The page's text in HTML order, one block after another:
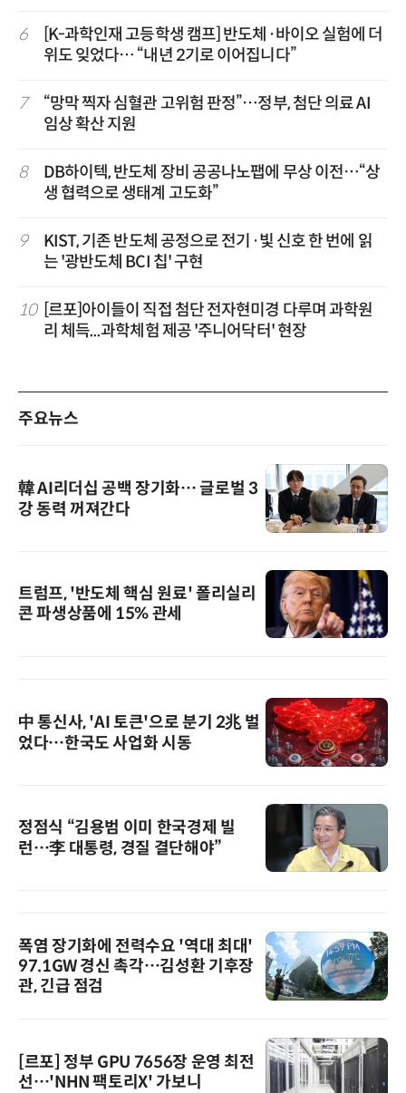
6
[K-과학인재 고등학생 캠프] 반도체·바이오 실험에 더
위도 잊었다… “내년 2기로 이어집니다”
7
“망막 찍자 심혈관 고위험 판정”…정부, 첨단 의료 AI
임상 확산 지원
8
DB하이텍, 반도체 장비 공공나노팹에 무상 이전…“상
생 협력으로 생태계 고도화”
9
KIST, 기존 반도체 공정으로 전기·빛 신호 한 번에 읽
는 '광반도체 BCI 칩' 구현
10
[르포]아이들이 직접 첨단 전자현미경 다루며 과학원
리 체득...과학체험 제공 '주니어닥터' 현장
주요뉴스
韓 AI리더십 공백 장기화… 글로벌 3
강 동력 꺼져간다
트럼프, '반도체 핵심 원료' 폴리실리
콘 파생상품에 15% 관세
中 통신사, 'AI 토큰'으로 분기 2兆 벌
었다…한국도 사업화 시동
정점식 “김용범 이미 한국경제 빌
런…李 대통령, 경질 결단해야”
폭염 장기화에 전력수요 '역대 최대'
97.1GW 경신 촉각…김성환 기후장
관, 긴급 점검
[르포] 정부 GPU 7656장 운영 최전
선…'NHN 팩토리X' 가보니